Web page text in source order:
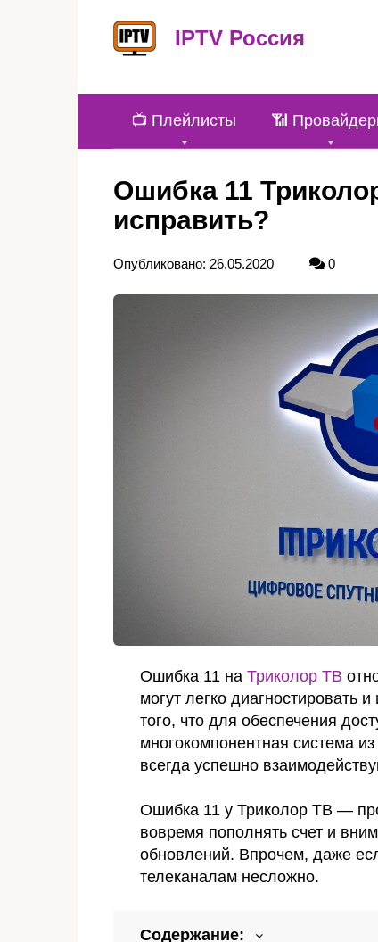
IPTV Россия
📺 Плейлисты 📶
Ошибка 11
исправить?
Опубликовано: 26.05.2020 0
Ошибка 11 на Триколор ТВ
могут легко диагностировать
того, что для обеспечения
многокомпонентная система
всегда успешно
Ошибка 11 у Триколор ТВ —
вовремя пополнять счет и
обновлений. Впрочем, даже
телеканалам несложно.
Содержание: